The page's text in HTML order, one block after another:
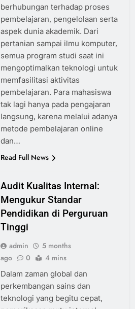
berhubungan terhadap proses
pembelajaran, pengelolaan serta
aspek dunia akademik. Dari
pertanian sampai ilmu komputer,
semua program studi saat ini
mengoptimalkan teknologi untuk
memfasilitasi aktivitas
pembelajaran. Para mahasiswa
tak lagi hanya pada pengajaran
langsung, karena melalui adanya
metode pembelajaran online
dan…
Read Full News
Audit Kualitas Internal:
Mengukur Standar
Pendidikan di Perguruan
Tinggi
admin
5 months
ago
0 4 mins
Dalam zaman global dan
perkembangan sains dan
teknologi yang begitu cepat,